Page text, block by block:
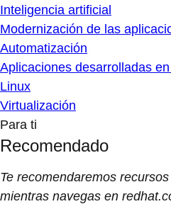
Inteligencia artificial
Modernización de las
Automatización
Aplicaciones desarrolladas
Linux
Virtualización
Para ti
Recomendado
Te recomendaremos
mientras navegas en